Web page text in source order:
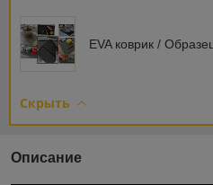
EVA коврик /
Скрыть
Описание